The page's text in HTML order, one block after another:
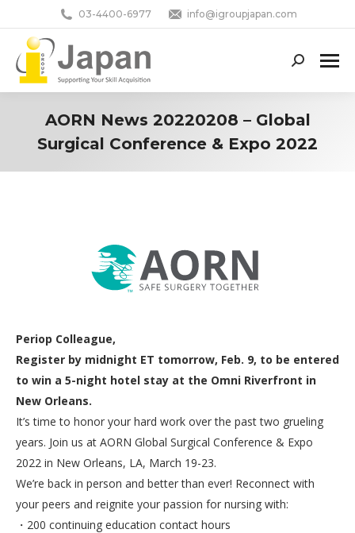
03-4400-6977 info@igroupjapan.com
Search:
AORN News 20220208 – Global
Surgical Conference & Expo 2022
Periop Colleague,
Register by midnight ET tomorrow, Feb. 9, to be entered
to win a 5-night hotel stay at the Omni Riverfront in
New Orleans.
It’s time to honor your hard work over the past two grueling
years. Join us at AORN Global Surgical Conference & Expo
2022 in New Orleans, LA, March 19-23.
We’re back in person and better than ever! Reconnect with
your peers and reignite your passion for nursing with:
・200 continuing education contact hours